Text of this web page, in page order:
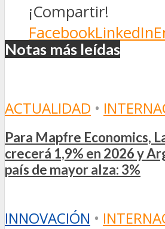
¡Compartir!
FacebookLinkedIn
Notas más leídas
ACTUALIDAD •
Para Mapfre Economics,
crecerá 1,9% en 2026 y
país de mayor alza: 3%
INNOVACIÓN •